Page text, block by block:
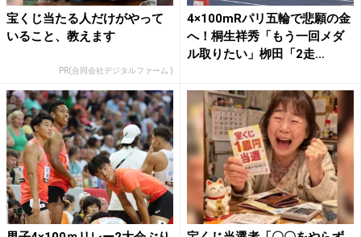
宝くじ当たる人だけがやって
いること、教えます
PR(合同会社デジタルファーム )
4×100mRパリ五輪で悲願の金
へ！桐生祥秀「もう一回メダ
ル取りたい」栁田「2走...